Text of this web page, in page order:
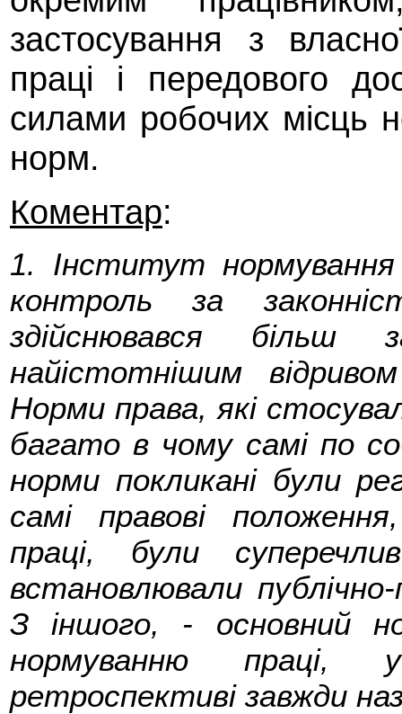
застосування з
праці і передового
силами робочих місць
норм.
Коментар:
1. Інститут нормування
контроль за
здійснювався більш
найістотнішим
Норми права, які
багато в чому самі по
норми покликані були
самі правові
праці, були
встановлювали
З іншого, - основний
нормуванню праці,
ретроспективі завжди